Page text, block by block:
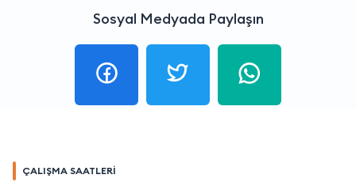
Sosyal Medyada Paylaşın
ÇALIŞMA SAATLERİ